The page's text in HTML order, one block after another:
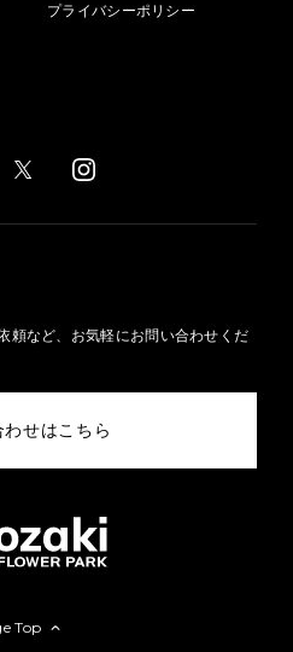
プライバシーポリシー
頼など、お気軽にお問い合わせくだ
わせはこちら
Top